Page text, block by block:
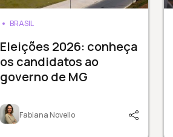
BRASIL
Eleições 2026: conheça
os candidatos ao
governo de MG
Fabiana Novello